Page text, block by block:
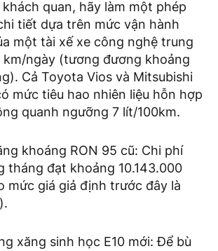
quan, hãy làm một phép
tiết dựa trên mức vận hành
một tài xế xe công nghệ trung
km/ngày (tương đương khoảng
Cả Toyota Vios và Mitsubishi
mức tiêu hao nhiên liệu hỗn hợp
quanh ngưỡng 7 lít/100km.
khoáng RON 95 cũ: Chi phí
tháng đạt khoảng 10.143.000
mức giá giả định trước đây là
xăng sinh học E10 mới: Để bù